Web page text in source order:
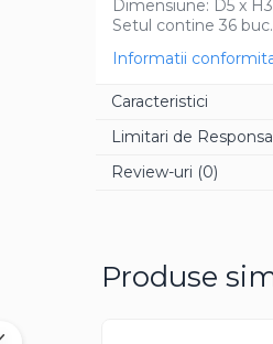
Aroma Lamaie
Dimensiune: D5 x
Setul contine 36 buc.
Informatii
Caracteristici
Limitari de
Review-uri (0)
Produse